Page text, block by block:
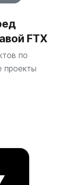
FTX
по
проекты